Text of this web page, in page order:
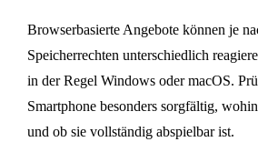
Browserbasierte Angebote können je
Speicherrechten unterschiedlich
in der Regel Windows oder macOS.
Smartphone besonders sorgfältig,
und ob sie vollständig abspielbar ist.